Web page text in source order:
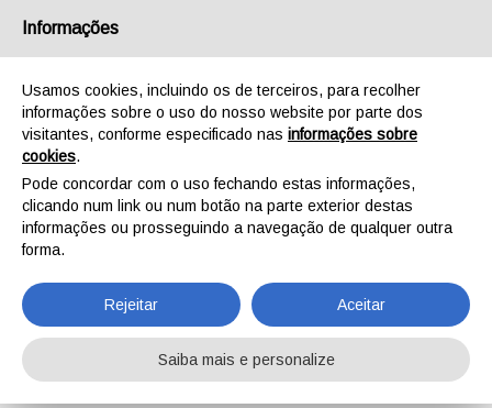
Informações
Usamos cookies, incluindo os de terceiros, para recolher
informações sobre o uso do nosso website por parte dos
visitantes, conforme especificado nas informações sobre
cookies.
Pode concordar com o uso fechando estas informações,
clicando num link ou num botão na parte exterior destas
informações ou prosseguindo a navegação de qualquer outra
forma.
Rejeitar Aceitar
Saiba mais e personalize